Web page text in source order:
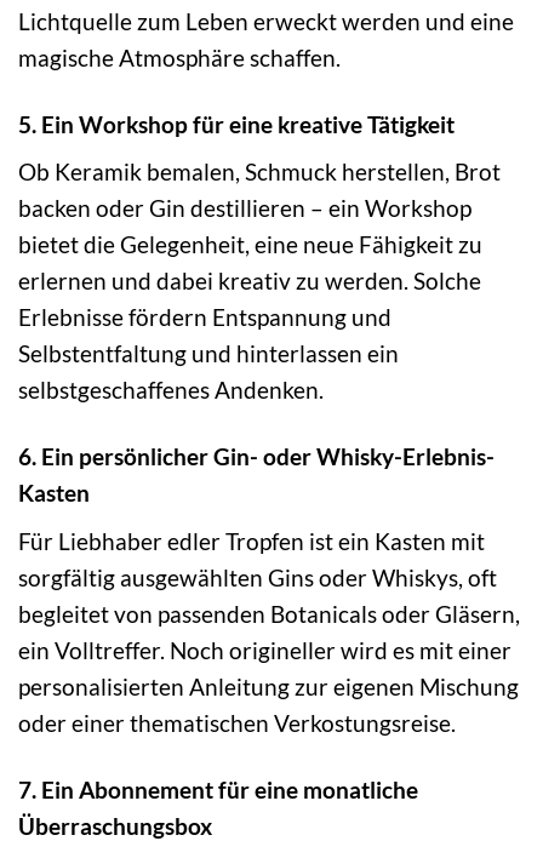
Lichtquelle zum Leben erweckt werden und eine
magische Atmosphäre schaffen.
5. Ein Workshop für eine kreative Tätigkeit
Ob Keramik bemalen, Schmuck herstellen, Brot
backen oder Gin destillieren – ein Workshop
bietet die Gelegenheit, eine neue Fähigkeit zu
erlernen und dabei kreativ zu werden. Solche
Erlebnisse fördern Entspannung und
Selbstentfaltung und hinterlassen ein
selbstgeschaffenes Andenken.
6. Ein persönlicher Gin- oder Whisky-Erlebnis-
Kasten
Für Liebhaber edler Tropfen ist ein Kasten mit
sorgfältig ausgewählten Gins oder Whiskys, oft
begleitet von passenden Botanicals oder Gläsern,
ein Volltreffer. Noch origineller wird es mit einer
personalisierten Anleitung zur eigenen Mischung
oder einer thematischen Verkostungsreise.
7. Ein Abonnement für eine monatliche
Überraschungsbox